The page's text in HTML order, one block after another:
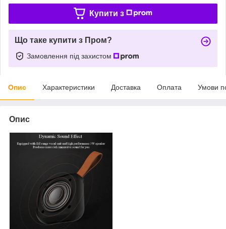
Купити з
Що таке купити з Пром?
Замовлення під захистом
Опис Характеристики Доставка Оплата Умови
Опис